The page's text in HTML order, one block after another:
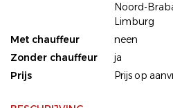
Noord-
Limburg
Met chauffeur
neen
Zonder chauffeur
ja
Prijs
Prijs op